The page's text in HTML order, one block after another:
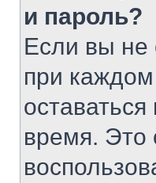
и пароль?
Если вы не
при
время. Это